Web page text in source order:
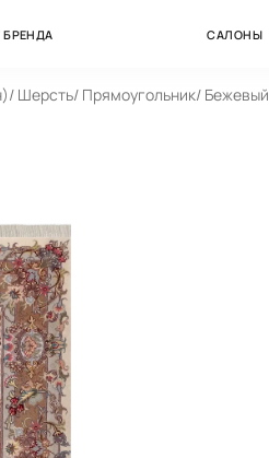
БРЕНДА САЛОНЫ
/ Шерсть/ Прямоугольник/ Бежевый